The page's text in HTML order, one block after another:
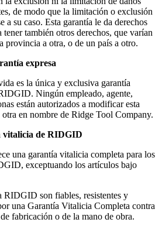
de modo que la limitación o exclusión
a su caso. Esta garantía le da derechos
también otros derechos, que varían
provincia a otra, o de un país a otro.
expresa
es la única y exclusiva garantía
Ningún empleado, agente,
están autorizados a modificar esta
en nombre de Ridge Tool Company.
vitalicia de RIDGID
una garantía vitalicia completa para los
exceptuando los artículos bajo
RIDGID son fiables, resistentes y
una Garantía Vitalicia Completa contra
fabricación o de la mano de obra.